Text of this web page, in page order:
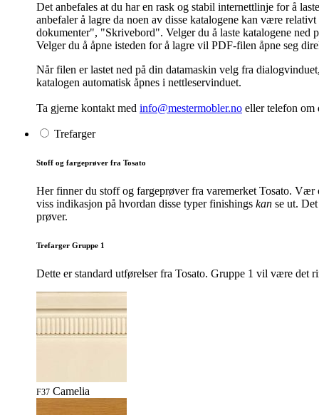
Det anbefales at du har en rask og stabil internettlinje for å
anbefaler å lagre da noen av disse katalogene kan være
dokumenter", "Skrivebord". Velger du å laste katalogene ned
Velger du å åpne isteden for å lagre vil PDF-filen åpne seg
Når filen er lastet ned på din datamaskin velg fra
katalogen automatisk åpnes i nettleservinduet.
Ta gjerne kontakt med info@mestermobler.no eller telefon om
Trefarger
Stoff og fargeprøver fra Tosato
Her finner du stoff og fargeprøver fra varemerket Tosato. Vær
viss indikasjon på hvordan disse typer finishings kan se ut.
prøver.
Trefarger Gruppe 1
Dette er standard utførelser fra Tosato. Gruppe 1 vil være det
F37 Camelia